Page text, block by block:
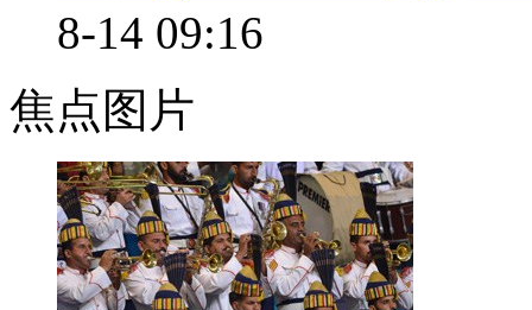
了。而奇经疗法也曾在沈阳和
病情恢复不大，有很多人来医院
疗法。
三 时事每日鲜
标题：安倍战败日不参拜靖
8-14 09:16
焦点图片